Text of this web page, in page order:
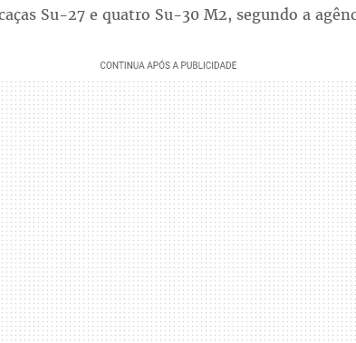
Su-27 e quatro Su-30 M2, segundo a